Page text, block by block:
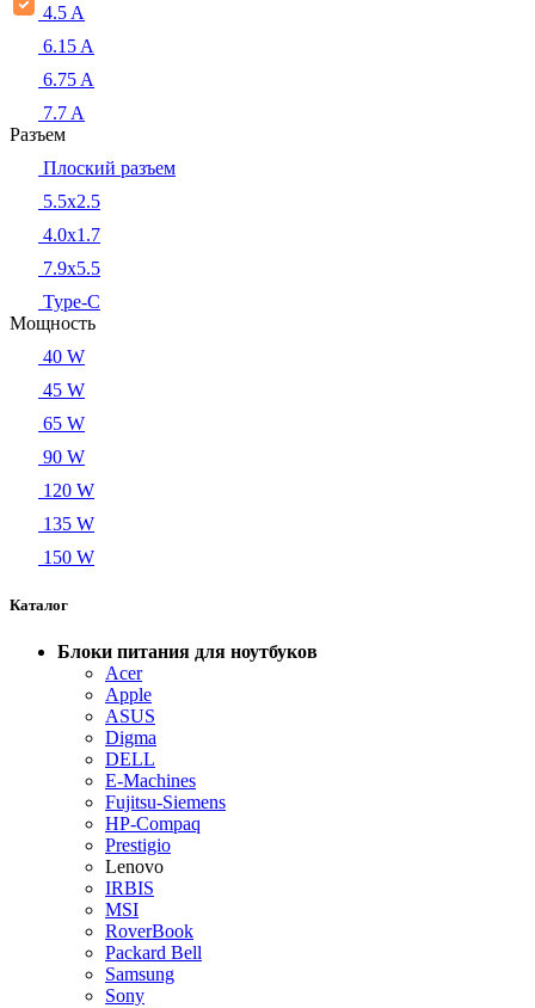
4.5 A
6.15 A
6.75 A
7.7 A
Разъем
Плоский разъем
5.5x2.5
4.0x1.7
7.9x5.5
Type-C
Мощность
40 W
45 W
65 W
90 W
120 W
135 W
150 W
Каталог
Блоки питания для ноутбуков
Acer
Apple
ASUS
Digma
DELL
E-Machines
Fujitsu-Siemens
HP-Compaq
Prestigio
Lenovo
IRBIS
MSI
RoverBook
Packard Bell
Samsung
Sony